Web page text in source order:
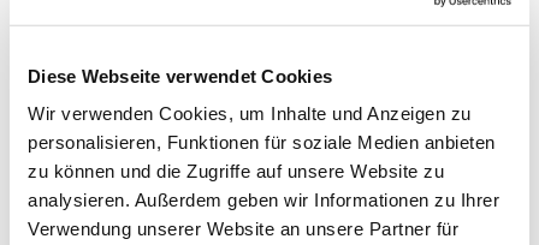
Diese Webseite verwendet Cookies
Wir verwenden Cookies, um Inhalte und Anzeigen zu
personalisieren, Funktionen für soziale Medien anbieten
zu können und die Zugriffe auf unsere Website zu
analysieren. Außerdem geben wir Informationen zu Ihrer
Verwendung unserer Website an unsere Partner für